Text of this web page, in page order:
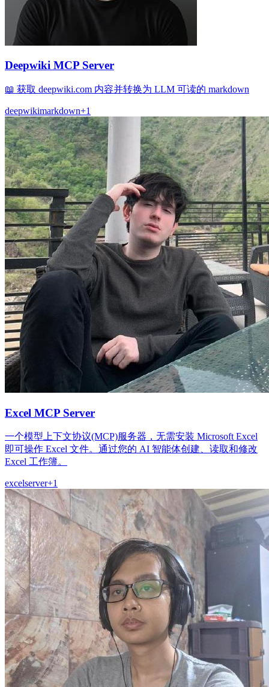
Deepwiki MCP Server
📖 获取 deepwiki.com 内容并转换为 LLM 可读的 markdown
deepwikimarkdown+1
Excel MCP Server
一个模型上下文协议(MCP)服务器，无需安装 Microsoft Excel
即可操作 Excel 文件。通过您的 AI 智能体创建、读取和修改
Excel 工作簿。
excelserver+1